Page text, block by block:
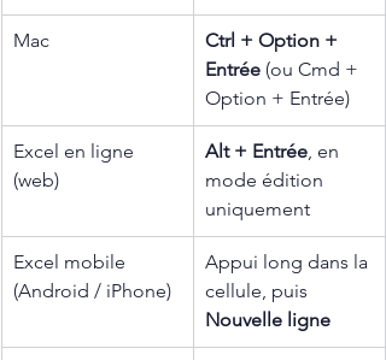
Mac
Ctrl + Option +
Entrée (ou Cmd +
Option + Entrée)
Excel en ligne
(web)
Alt + Entrée, en
mode édition
uniquement
Excel mobile
(Android / iPhone)
Appui long dans la
cellule, puis
Nouvelle ligne